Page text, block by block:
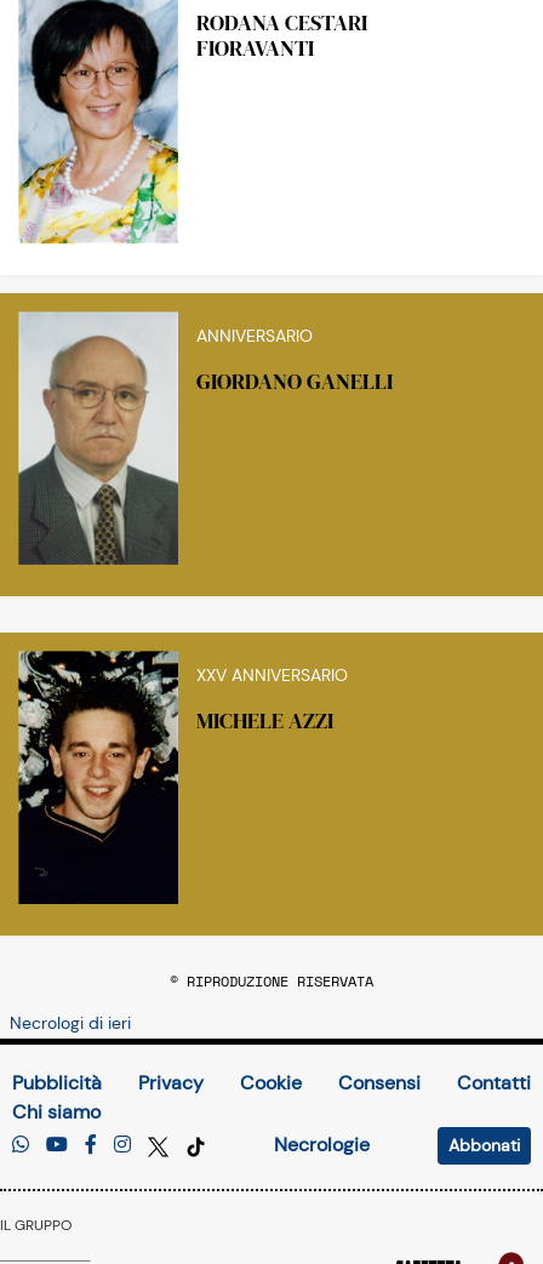
RODANA CESTARI
FIORAVANTI
ANNIVERSARIO
GIORDANO GANELLI
XXV ANNIVERSARIO
MICHELE AZZI
© RIPRODUZIONE RISERVATA
Necrologi di ieri
Pubblicità Privacy Cookie Consensi
Contatti
Chi siamo
Necrologie
Abbonati
IL GRUPPO